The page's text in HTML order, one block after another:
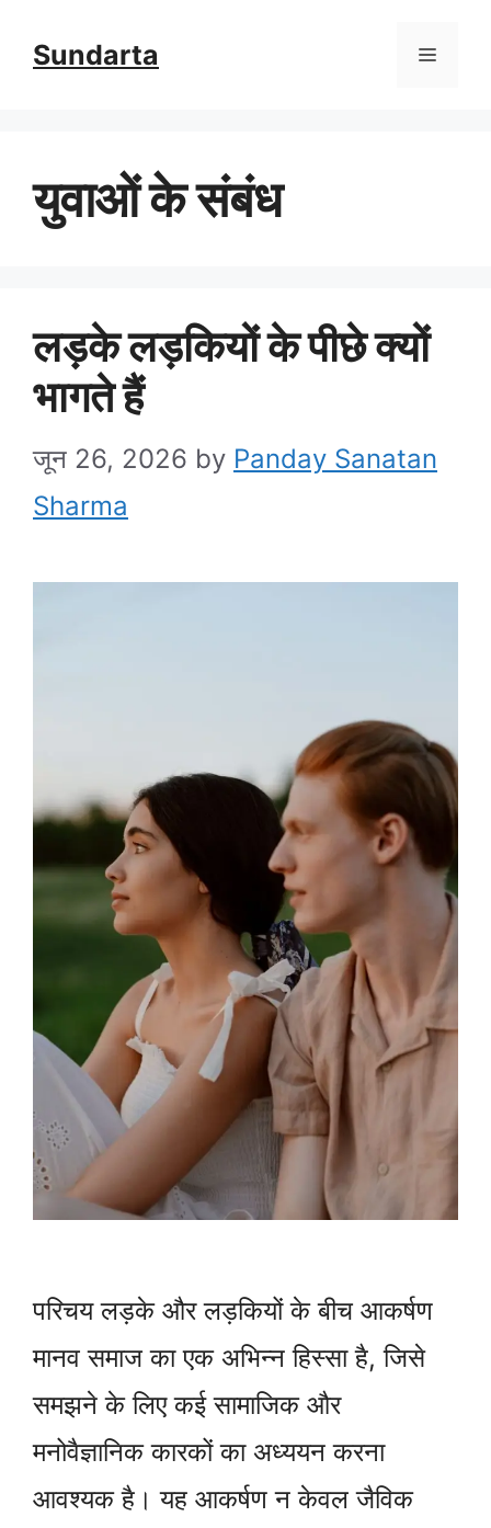
Sundarta Menu
युवाओं के संबंध
लड़के लड़कियों के पीछे क्यों
भागते हैं
जून 26, 2026 by Panday Sanatan
Sharma
परिचय लड़के और लड़कियों के बीच आकर्षण
मानव समाज का एक अभिन्न हिस्सा है, जिसे
समझने के लिए कई सामाजिक और
मनोवैज्ञानिक कारकों का अध्ययन करना
आवश्यक है। यह आकर्षण न केवल जैविक